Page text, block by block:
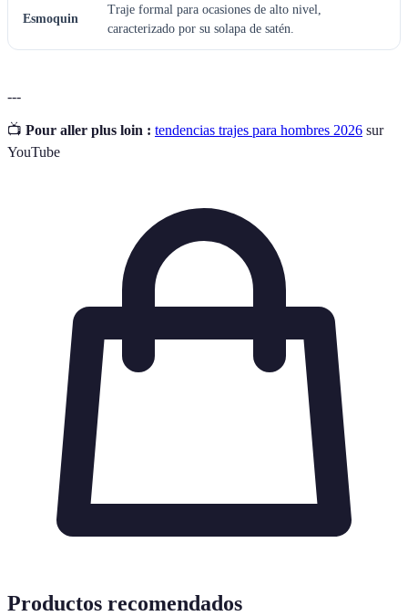
Esmoquin
Traje formal para ocasiones de alto nivel,
caracterizado por su solapa de satén.
---
📺 Pour aller plus loin : tendencias trajes para hombres 2026 sur
YouTube
Productos recomendados